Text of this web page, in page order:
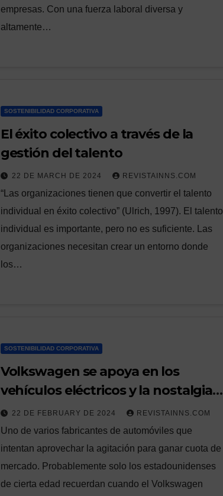
empresas. Con una fuerza laboral diversa y
altamente…
SOSTENIBILIDAD CORPORATIVA
El éxito colectivo a través de la
gestión del talento
22 DE MARCH DE 2024 REVISTAINNS.COM
“Las organizaciones tienen que convertir el talento
individual en éxito colectivo” (Ulrich, 1997). El talento
individual es importante, pero no es suficiente. Las
organizaciones necesitan crear un entorno donde
los…
SOSTENIBILIDAD CORPORATIVA
Volkswagen se apoya en los
vehículos eléctricos y la nostalgia
para crecer en EE. UU.
22 DE FEBRUARY DE 2024 REVISTAINNS.COM
Uno de varios fabricantes de automóviles que
intentan aprovechar la agitación para ganar cuota de
mercado. Probablemente solo los estadounidenses
de cierta edad recuerdan cuando el Volkswagen